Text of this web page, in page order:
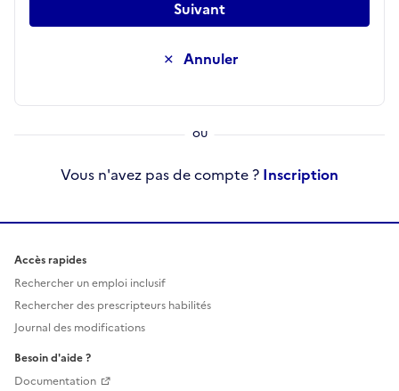
Annuler
Suivant
Vous n'avez pas de compte ? Inscription
Accès rapides
Rechercher un emploi inclusif
Rechercher des prescripteurs habilités
Journal des modifications
Besoin d'aide ?
Documentation